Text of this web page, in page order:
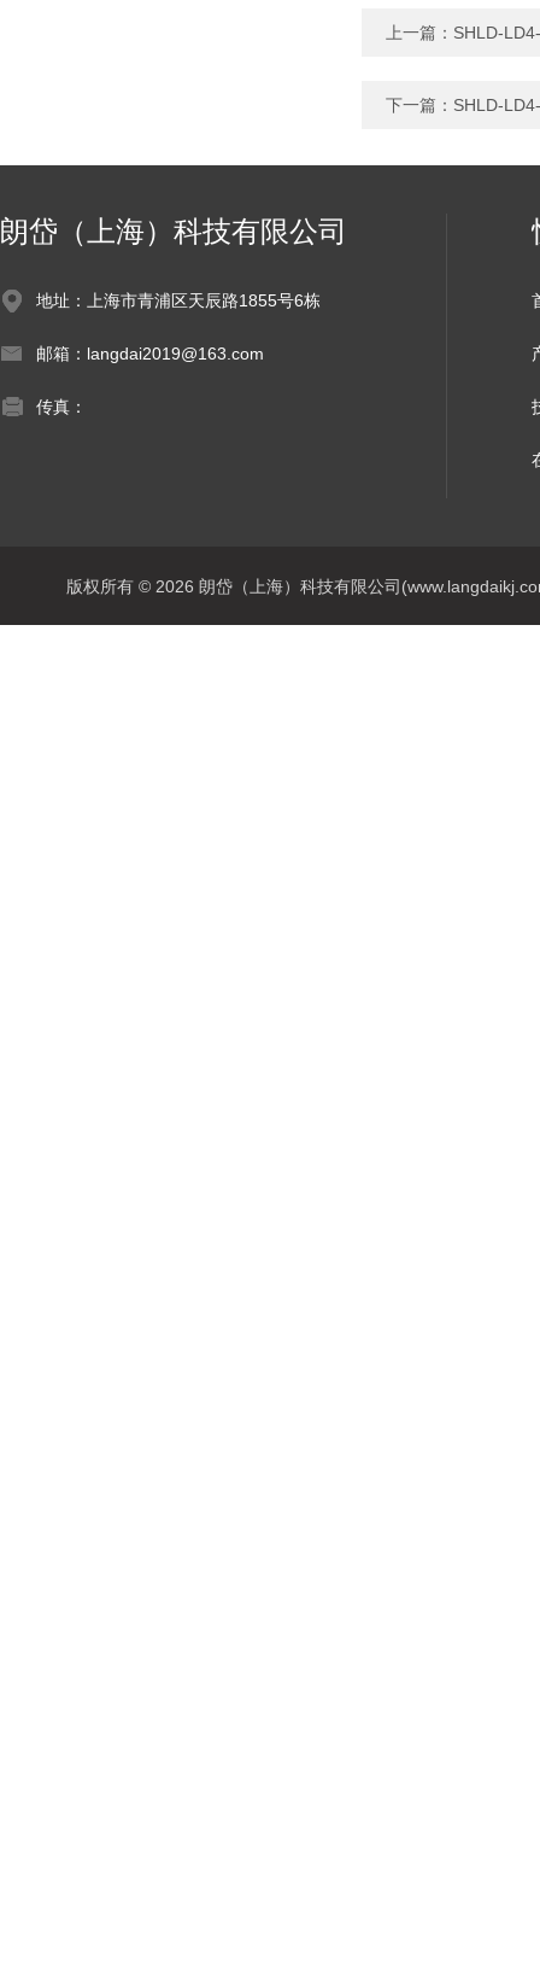
上一篇： SHLD-
下一篇： SHLD-
朗岱（上海）科技有限公司
地址：上海市青浦区天辰路1855号6栋
邮箱：langdai2019@163.com
传真：
版权所有 © 2026 朗岱（上海）科技有限公司